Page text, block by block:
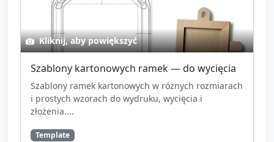
Kliknij, aby powiększyć
Szablony kartonowych ramek — do wycięcia
Szablony ramek kartonowych w różnych rozmiarach
i prostych wzorach do wydruku, wycięcia i
złożenia....
Template